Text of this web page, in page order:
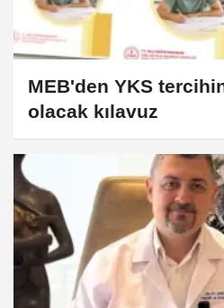
MEB'den YKS
olacak kılavuz